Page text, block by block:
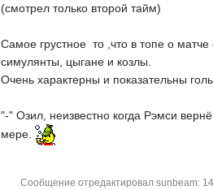
(смотрел только второй тайм)
Самое грустное то ,что в топе о
симулянты, цыгане и козлы.
Очень характерны и показательны
"-" Озил, неизвестно когда Рэмси
мере.
Сообщение отредактировал sunbeam: